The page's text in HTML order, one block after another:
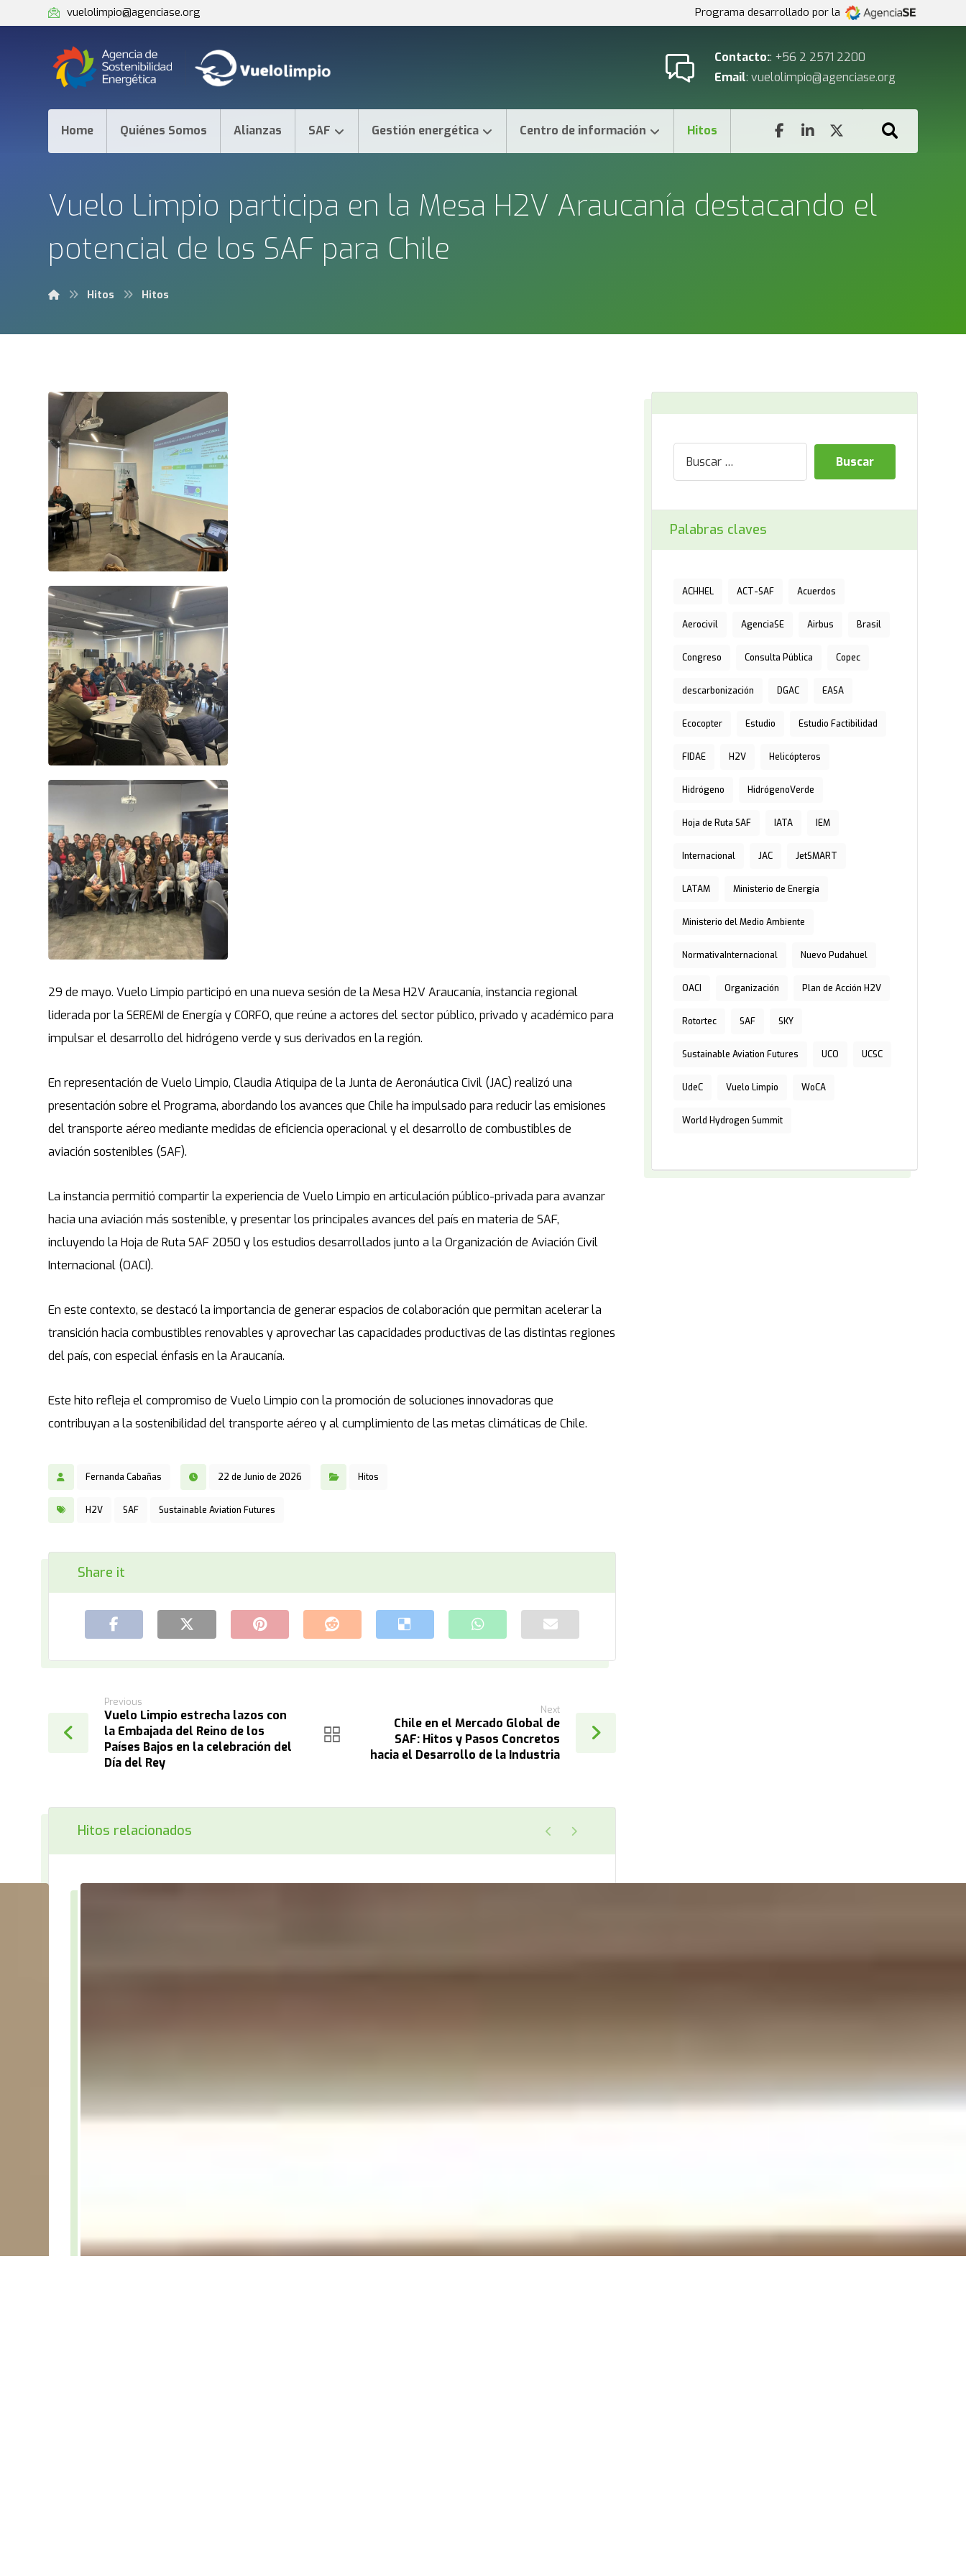
vuelolimpio@agenciase.org Programa desarrollado por la
Contacto:: +56 2 2571 2200
Email: vuelolimpio@agenciase.org
Home Quiénes Somos Alianzas SAF Gestión energética Centro de información Hitos
Vuelo Limpio participa en la Mesa H2V Araucanía destacando el
potencial de los SAF para Chile
Hitos Hitos
29 de mayo. Vuelo Limpio participó en una nueva sesión de la Mesa H2V Araucanía, instancia regional
liderada por la SEREMI de Energía y CORFO, que reúne a actores del sector público, privado y académico para
impulsar el desarrollo del hidrógeno verde y sus derivados en la región.
En representación de Vuelo Limpio, Claudia Atiquipa de la Junta de Aeronáutica Civil (JAC) realizó una
presentación sobre el Programa, abordando los avances que Chile ha impulsado para reducir las emisiones
del transporte aéreo mediante medidas de eficiencia operacional y el desarrollo de combustibles de
aviación sostenibles (SAF).
La instancia permitió compartir la experiencia de Vuelo Limpio en articulación público-privada para avanzar
hacia una aviación más sostenible, y presentar los principales avances del país en materia de SAF,
incluyendo la Hoja de Ruta SAF 2050 y los estudios desarrollados junto a la Organización de Aviación Civil
Internacional (OACI).
En este contexto, se destacó la importancia de generar espacios de colaboración que permitan acelerar la
transición hacia combustibles renovables y aprovechar las capacidades productivas de las distintas regiones
del país, con especial énfasis en la Araucanía.
Este hito refleja el compromiso de Vuelo Limpio con la promoción de soluciones innovadoras que
contribuyan a la sostenibilidad del transporte aéreo y al cumplimiento de las metas climáticas de Chile.
Fernanda Cabañas 22 de Junio de 2026 Hitos
H2V SAF Sustainable Aviation Futures
Previous
Vuelo Limpio estrecha lazos con
la Embajada del Reino de los
Países Bajos en la celebración del
Día del Rey
Next
Chile en el Mercado Global de
SAF: Hitos y Pasos Concretos
hacia el Desarrollo de la Industria
Hitos relacionados
Palabras claves
ACHHEL ACT-SAF Acuerdos
Aerocivil AgenciaSE Airbus Brasil
Congreso Consulta Pública Copec
descarbonización DGAC EASA
Ecocopter Estudio Estudio Factibilidad
FIDAE H2V Helicópteros
Hidrógeno HidrógenoVerde
Hoja de Ruta SAF IATA IEM
Internacional JAC JetSMART
LATAM Ministerio de Energía
Ministerio del Medio Ambiente
NormativaInternacional Nuevo Pudahuel
OACI Organización Plan de Acción H2V
Rotortec SAF SKY
Sustainable Aviation Futures UCO UCSC
UdeC Vuelo Limpio WoCA
World Hydrogen Summit